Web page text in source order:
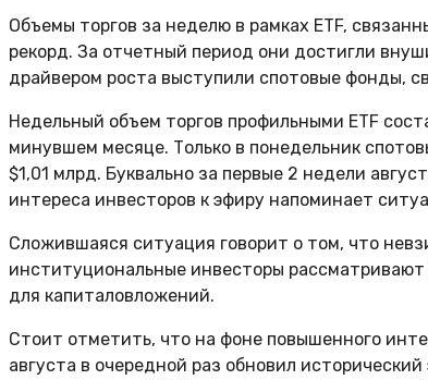
Объемы торгов за неделю в рамках ETF,
рекорд. За отчетный период они достигли
драйвером роста выступили спотовые фонды,
Недельный объем торгов профильными ETF
минувшем месяце. Только в понедельник
$1,01 млрд. Буквально за первые 2 недели
интереса инвесторов к эфиру напоминает
Сложившаяся ситуация говорит о том, что
институциональные инвесторы
для капиталовложений.
Стоит отметить, что на фоне повышенного
августа в очередной раз обновил